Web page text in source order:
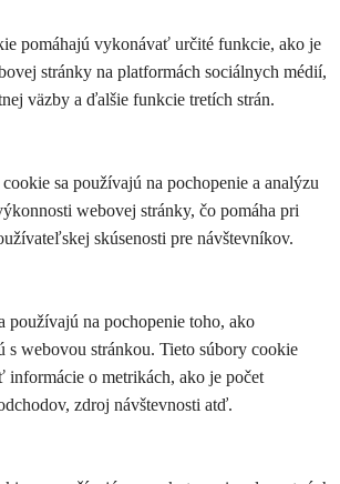
pomáhajú vykonávať určité funkcie, ako je
stránky na platformách sociálnych médií,
väzby a ďalšie funkcie tretích strán.
sa používajú na pochopenie a analýzu
webovej stránky, čo pomáha pri
skúsenosti pre návštevníkov.
používajú na pochopenie toho, ako
s webovou stránkou. Tieto súbory cookie
informácie o metrikách, ako je počet
zdroj návštevnosti atď.